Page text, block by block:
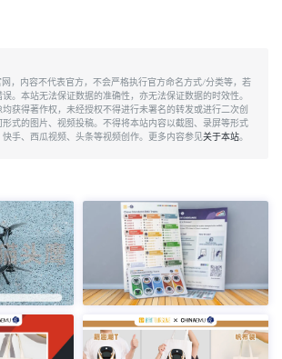
网，内容不代表官方，不会严格执行官方命名方式/分类等，若
。本站无法保证数据的准确性，亦无法保证数据的时效性。
获得著作权，未经授权不得进行未署名的转发或进行二次创
式的图片、视频投稿。不得将本站内容以截图、录屏等形式
手、西瓜视频、头条等视频创作。更多内容参见关于本站。